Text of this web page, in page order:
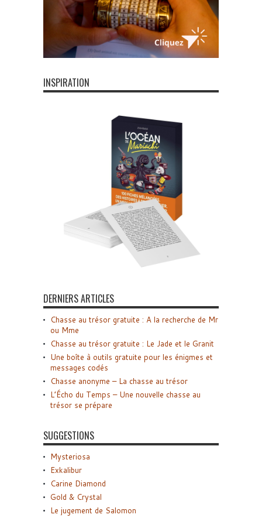
INSPIRATION
DERNIERS ARTICLES
Chasse au trésor gratuite : A la recherche de Mr
ou Mme
Chasse au trésor gratuite : Le Jade et le Granit
Une boîte à outils gratuite pour les énigmes et
messages codés
Chasse anonyme – La chasse au trésor
L’Écho du Temps – Une nouvelle chasse au
trésor se prépare
SUGGESTIONS
Mysteriosa
Exkalibur
Carine Diamond
Gold & Crystal
Le jugement de Salomon